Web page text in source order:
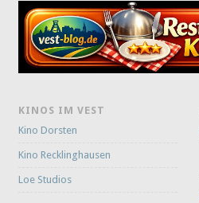
KINOS IM VEST
Kino Dorsten
Kino Recklinghausen
Loe Studios